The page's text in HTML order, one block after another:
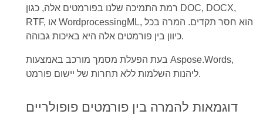
רמת התמיכה שלנו בפורמטים אלה, כגון DOC, DOCX,
RTF, או WordprocessingML, הוא חסר תקדים. המרה בכל
כיוון בין פורמטים אלה היא באיכות גבוהה.
בעת הפעלת מסמך מורכב באמצעות Aspose.Words,
ליהנות השלמות ללא תחרות של יישום פורמט.
דוגמאות להמרה בין פורמטים פופולריים